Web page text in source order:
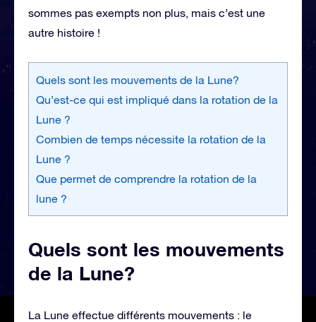
sommes pas exempts non plus, mais c’est une
autre histoire !
Quels sont les mouvements de la Lune?
Qu’est-ce qui est impliqué dans la rotation de la
Lune ?
Combien de temps nécessite la rotation de la
Lune ?
Que permet de comprendre la rotation de la
lune ?
Quels sont les mouvements
de la Lune?
La Lune effectue différents mouvements : le